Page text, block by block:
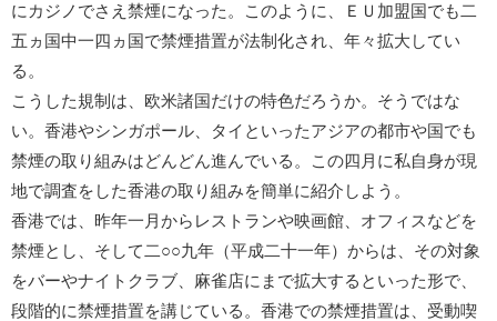
にカジノでさえ禁煙になった。このように、ＥＵ加盟国でも二
五ヵ国中一四ヵ国で禁煙措置が法制化され、年々拡大してい
る。
こうした規制は、欧米諸国だけの特色だろうか。そうではな
い。香港やシンガポール、タイといったアジアの都市や国でも
禁煙の取り組みはどんどん進んでいる。この四月に私自身が現
地で調査をした香港の取り組みを簡単に紹介しよう。
香港では、昨年一月からレストランや映画館、オフィスなどを
禁煙とし、そして二○○九年（平成二十一年）からは、その対象
をバーやナイトクラブ、麻雀店にまで拡大するといった形で、
段階的に禁煙措置を講じている。香港での禁煙措置は、受動喫